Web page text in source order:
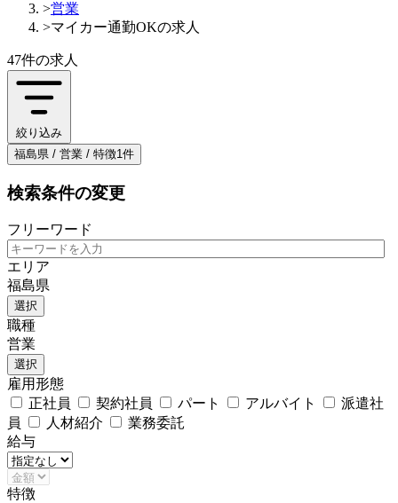
>営業
>マイカー通勤OKの求人
47件の求人
絞り込み
福島県 / 営業 / 特徴1件
検索条件の変更
フリーワード
エリア
福島県
選択
職種
営業
選択
雇用形態
正社員
契約社員 パート アルバイト
派遣社
員
人材紹介
業務委託
給与
特徴